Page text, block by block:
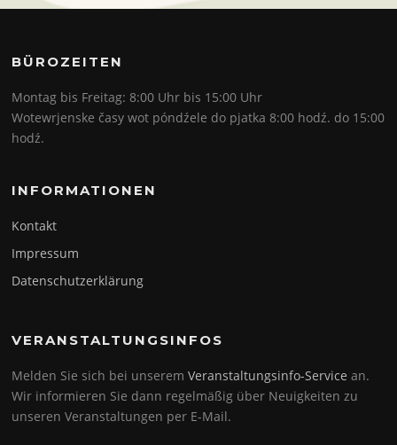
BÜROZEITEN
Montag bis Freitag: 8:00 Uhr bis 15:00 Uhr
Wotewrjenske časy wot póndźele do pjatka 8:00 hodź. do 15:00
hodź.
INFORMATIONEN
Kontakt
Impressum
Datenschutzerklärung
VERANSTALTUNGSINFOS
Melden Sie sich bei unseremVeranstaltungsinfo-Service an.
Wir informieren Sie dann regelmäßig über Neuigkeiten zu
unseren Veranstaltungen per E-Mail.